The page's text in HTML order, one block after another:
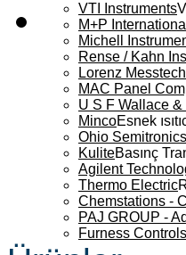
VTI Instruments
M+P International
Michell
Rense / Kahn
Lorenz
MAC Panel
U S F Wallace &
MincoEsnek
Ohio Semitronics
KuliteBasınç
Agilent
Thermo Electric
Chemstations -
PAJ GROUP -
Furness Controls